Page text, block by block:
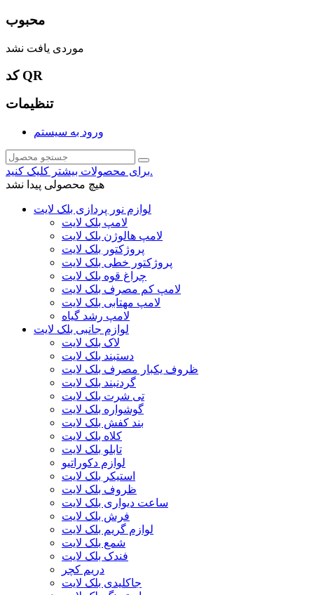
محبوب
موردی یافت نشد
کد QR
تنظیمات
ورود به سیستم
برای محصولات بیشتر کلیک کنید.
هیچ محصولی پیدا نشد
لوازم نور پردازی بلک لایت
لامپ بلک لایت
لامپ هالوژن بلک لایت
پروژکتور بلک لایت
پروژکتور خطی بلک لایت
چراغ قوه بلک لایت
لامپ کم مصرف بلک لایت
لامپ مهتابی بلک لایت
لامپ رشد گیاه
لوازم جانبی بلک لایت
لاک بلک لایت
دستبند بلک لایت
ظروف یکبار مصرف بلک لایت
گردنبند بلک لایت
تی شرت بلک لایت
گوشواره بلک لایت
بند کفش بلک لایت
کلاه بلک لایت
تابلو بلک لایت
لوازم دکوراتیو
استیکر بلک لایت
ظروف بلک لایت
ساعت دیواری بلک لایت
فرش بلک لایت
لوازم گریم بلک لایت
شمع بلک لایت
فندک بلک لایت
دریم کچر
جاکلیدی بلک لایت